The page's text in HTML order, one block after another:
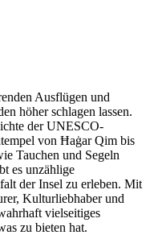
Ausflügen und
höher schlagen lassen.
der UNESCO-
von Ħaġar Qim bis
Tauchen und Segeln
es unzählige
der Insel zu erleben. Mit
Kulturliebhaber und
vielseitiges
zu bieten hat.